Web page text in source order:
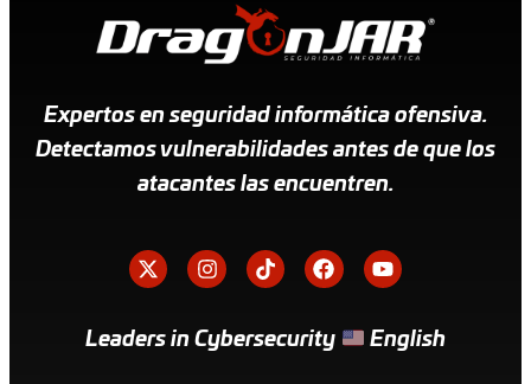
Expertos en seguridad informática ofensiva.
Detectamos vulnerabilidades antes de que los
atacantes las encuentren.
Leaders in Cybersecurity English